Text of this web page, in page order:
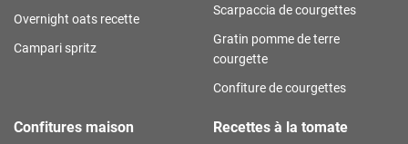
Overnight oats recette
Campari spritz
Scarpaccia de courgettes
Gratin pomme de terre
courgette
Confiture de courgettes
Confitures maison Recettes à la tomate